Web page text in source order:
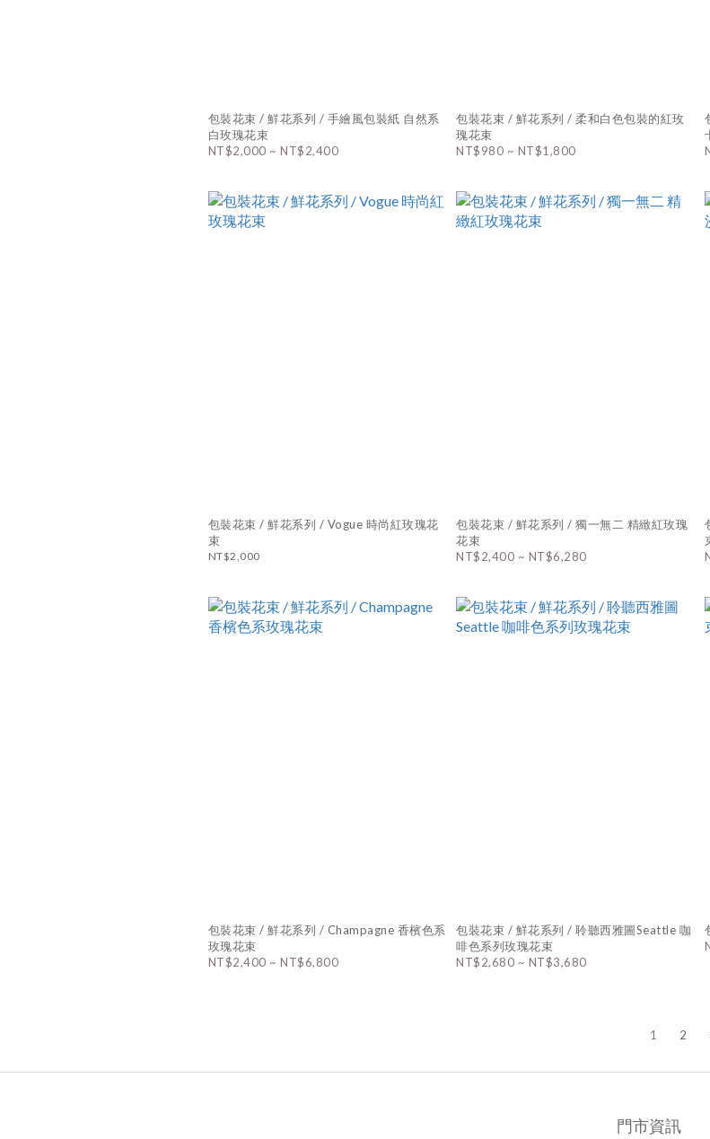
包裝花束 / 鮮花系列 / 手繪風包裝紙 自然系
白玫瑰花束
NT$2,000 ~ NT$2,400
包裝花束 / 鮮花系列 / 柔和白色包裝的紅玫
瑰花束
NT$980 ~ NT$1,800
包裝花束 / 鮮花系列 / Vogue 時尚紅玫瑰花
束
NT$2,000
包裝花束 / 鮮花系列 / 獨一無二 精緻紅玫瑰
花束
NT$2,400 ~ NT$6,280
包裝花束 / 鮮花系列 / Champagne 香檳色系
玫瑰花束
NT$2,400 ~ NT$6,800
包裝花束 / 鮮花系列 / 聆聽西雅圖Seattle 咖
啡色系列玫瑰花束
NT$2,680 ~ NT$3,680
1 2
門市資訊